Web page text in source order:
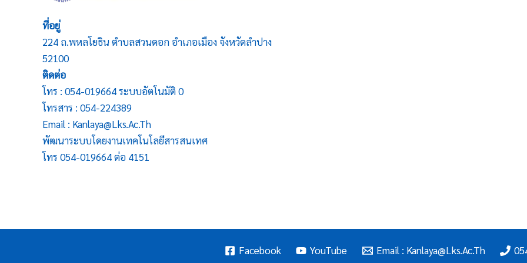
ที่อยู่
224 ถ.พหลโยธิน ตำบลสวนดอก อำเภอเมือง จังหวัดลำปาง
52100
ติดต่อ
โทร : 054-019664 ระบบอัตโนมัติ 0
โทรสาร : 054-224389
Email : Kanlaya@lks.ac.th
พัฒนาระบบโดยงานเทคโนโลยีสารสนเทศ
โทร 054-019664 ต่อ 4151
Facebook YouTube Email : Kanlaya@lks.ac.th